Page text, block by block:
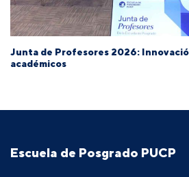
Junta de Profesores 2026:
académicos
Escuela de Posgrado PUCP